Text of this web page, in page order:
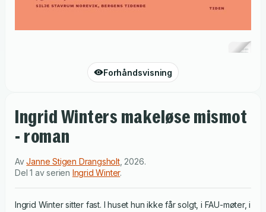
Forhåndsvisning
Ingrid Winters makeløse mismot
- roman
AvJanne Stigen Drangsholt, 2026.
Del 1 av serien Ingrid Winter.
Ingrid Winter sitter fast. I huset hun ikke får solgt, i FAU-møter, i